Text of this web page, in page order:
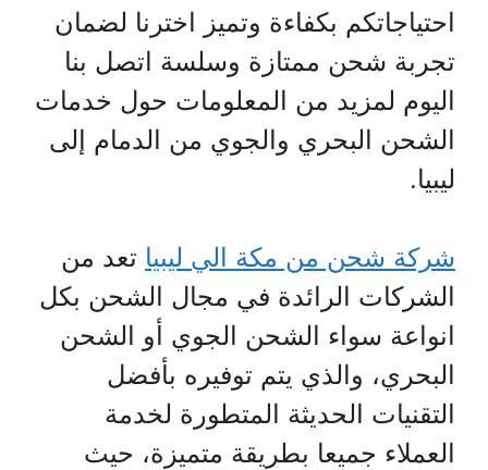
احتياجاتكم بكفاءة وتميز اخترنا لضمان
تجربة شحن ممتازة وسلسة اتصل بنا
اليوم لمزيد من المعلومات حول خدمات
الشحن البحري والجوي من الدمام إلى
ليبيا.
شركة شحن من مكة الي ليبيا تعد من
الشركات الرائدة في مجال الشحن بكل
انواعة سواء الشحن الجوي أو الشحن
البحري، والذي يتم توفيره بأفضل
التقنيات الحديثة المتطورة لخدمة
العملاء جميعا بطريقة متميزة، حيث